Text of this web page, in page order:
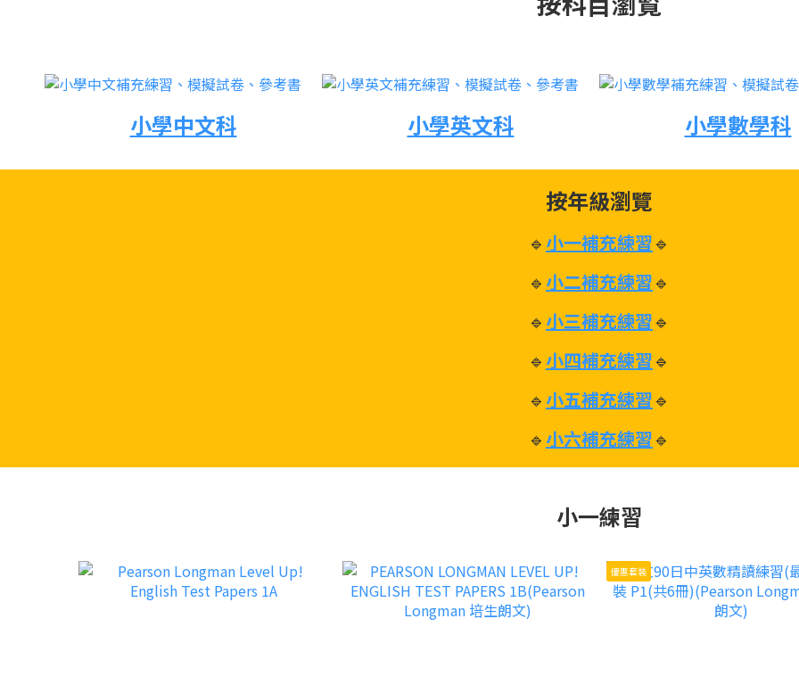
小學中文科 小學英文科 小學數學科
按年級瀏覽
🔹 小一補充練習🔹
🔹 小二補充練習🔹
🔹 小三補充練習🔹
🔹 小四補充練習🔹
🔹 小五補充練習🔹
🔹 小六補充練習🔹
小一練習
優惠套裝